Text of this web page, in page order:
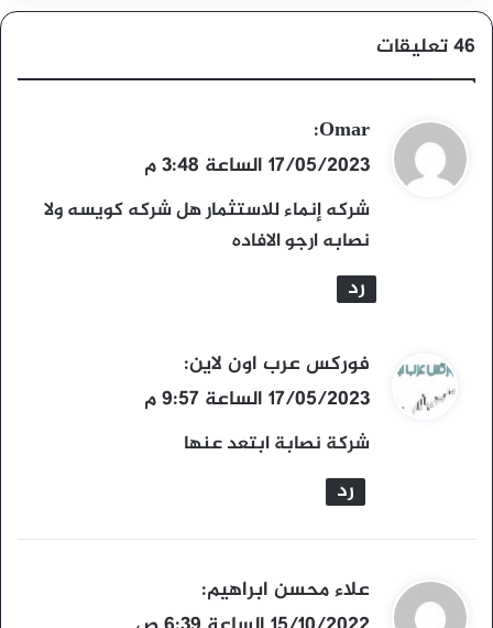
‫46 تعليقات
ي
ق
و
ل
Omar
:
17/05/2023 الساعة 3:48 م
شركه إنماء للاستثمار هل شركه كويسه ولا
نصابه ارجو الافاده
رد
ي
ق
و
ل
فوركس عرب اون لاين:
17/05/2023 الساعة 9:57 م
شركة نصابة ابتعد عنها
رد
ي
علاء محسن ابراهيم: